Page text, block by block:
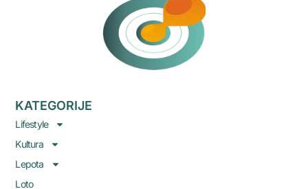
KATEGORIJE
Lifestyle
Kultura
Lepota
Loto